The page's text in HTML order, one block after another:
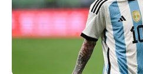
Annak is meg lett volna a
kézzel távozzam, de
méltóságom és a